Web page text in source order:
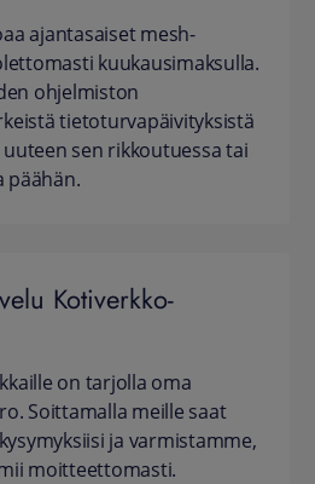
ajantasaiset mesh-
kuukausimaksulla.
ohjelmiston
tietoturvapäivityksistä
sen rikkoutuessa tai
päähän.
Kotiverkko-
on tarjolla oma
Soittamalla meille saat
ja varmistamme,
moitteettomasti.